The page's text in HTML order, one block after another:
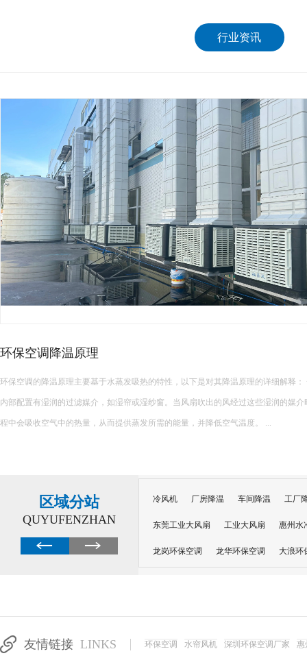
行业资讯
厂房降温想省电，别再乱装…
很多工厂降温陷入误区：夏天热了就加装风扇、堆砌普通空调，看似设备齐全，
越高，设备闲置浪费、投入打水漂。不同车间工况不同，盲目跟风安装设备，不仅
加企业运营负担。 &nb...
区域分站
QUYUFENZHAN
冷风机 厂房降温 车间降温 工厂
东莞工业大风扇 工业大风扇 惠州水
龙岗环保空调 龙华环保空调 大浪环
友情链接 LINKS 环保空调 水帘风机 深圳环保空调厂家 惠